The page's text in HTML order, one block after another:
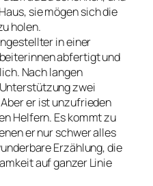
sie mögen sich die
holen.
in einer
abfertigt und
Nach langen
zwei
er ist unzufrieden
Helfern. Es kommt zu
er nur schwer alles
Erzählung, die
auf ganzer Linie